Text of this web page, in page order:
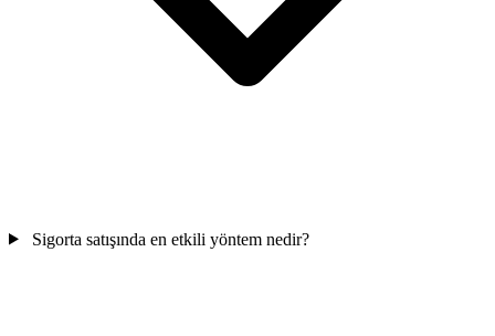
Sigorta satışında en etkili yöntem nedir?